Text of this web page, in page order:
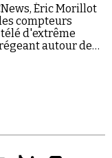
Éric Morillot
compteurs
d'extrême
autour de